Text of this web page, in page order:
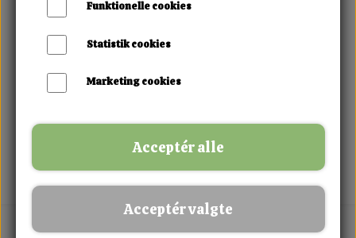
MIX FRIT · KØB 3 BETAL FOR 2
Funktionelle cookies
Statistik cookies
Marketing cookies
Acceptér alle
Acceptér valgte